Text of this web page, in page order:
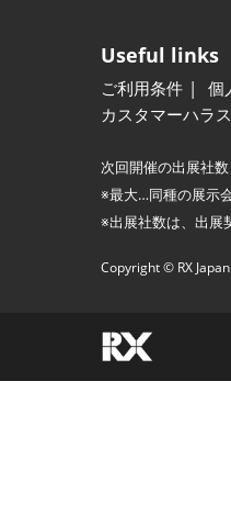
Useful links
ご利用条件 個
カスタマーハラ
次回開催の出展社
※最大…同種の展示
※出展社数は、出展
Copyright © RX